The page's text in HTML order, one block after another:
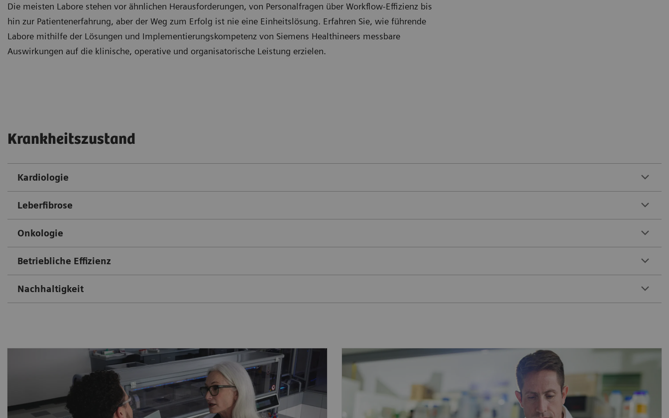
Die meisten Labore stehen vor ähnlichen Herausforderungen, von Personalfragen über Workflow-Effizienz bis
hin zur Patientenerfahrung, aber der Weg zum Erfolg ist nie eine Einheitslösung. Erfahren Sie, wie führende
Labore mithilfe der Lösungen und Implementierungskompetenz von Siemens Healthineers messbare
Auswirkungen auf die klinische, operative und organisatorische Leistung erzielen.
Krankheitszustand
Kardiologie
Leberfibrose
Onkologie
Betriebliche Effizienz
Nachhaltigkeit